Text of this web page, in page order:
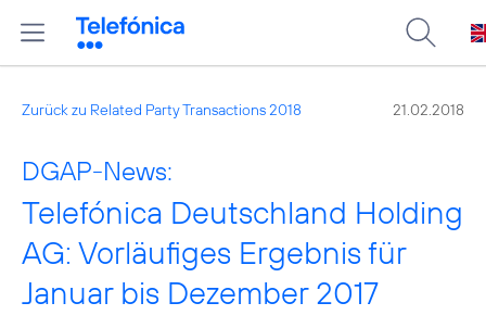
Zurück zu Related Party Transactions 2018 21.02.2018
DGAP-News:
Telefónica Deutschland Holding
AG: Vorläufiges Ergebnis für
Januar bis Dezember 2017